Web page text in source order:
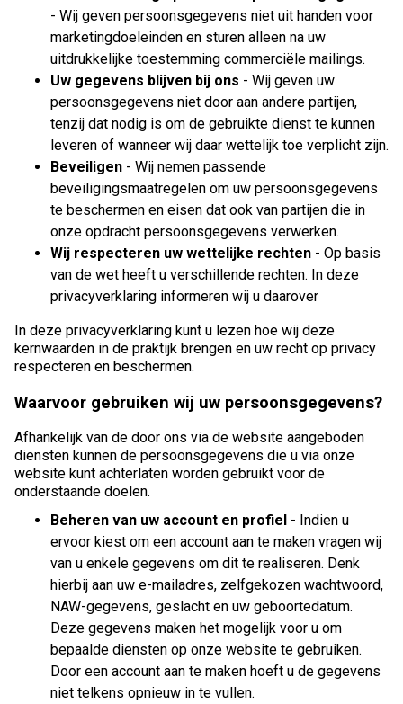
- Wij geven persoonsgegevens niet uit handen voor
marketingdoeleinden en sturen alleen na uw
uitdrukkelijke toestemming commerciële mailings.
Uw gegevens blijven bij ons - Wij geven uw
persoonsgegevens niet door aan andere partijen,
tenzij dat nodig is om de gebruikte dienst te kunnen
leveren of wanneer wij daar wettelijk toe verplicht zijn.
Beveiligen - Wij nemen passende
beveiligingsmaatregelen om uw persoonsgegevens
te beschermen en eisen dat ook van partijen die in
onze opdracht persoonsgegevens verwerken.
Wij respecteren uw wettelijke rechten - Op basis
van de wet heeft u verschillende rechten. In deze
privacyverklaring informeren wij u daarover
In deze privacyverklaring kunt u lezen hoe wij deze
kernwaarden in de praktijk brengen en uw recht op privacy
respecteren en beschermen.
Waarvoor gebruiken wij uw persoonsgegevens?
Afhankelijk van de door ons via de website aangeboden
diensten kunnen de persoonsgegevens die u via onze
website kunt achterlaten worden gebruikt voor de
onderstaande doelen.
Beheren van uw account en profiel - Indien u
ervoor kiest om een account aan te maken vragen wij
van u enkele gegevens om dit te realiseren. Denk
hierbij aan uw e-mailadres, zelfgekozen wachtwoord,
NAW-gegevens, geslacht en uw geboortedatum.
Deze gegevens maken het mogelijk voor u om
bepaalde diensten op onze website te gebruiken.
Door een account aan te maken hoeft u de gegevens
niet telkens opnieuw in te vullen.